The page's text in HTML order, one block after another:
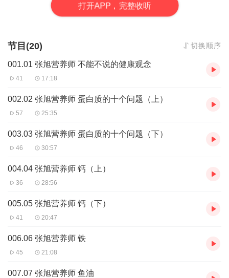
打开APP，完整收听
节目(20) 切换顺序
001.01 张旭营养师 不能不说的健康观念
41 17:18
002.02 张旭营养师 蛋白质的十个问题（上）
57 25:35
003.03 张旭营养师 蛋白质的十个问题（下）
46 30:57
004.04 张旭营养师 钙（上）
36 28:56
005.05 张旭营养师 钙（下）
41 20:47
006.06 张旭营养师 铁
45 21:08
007.07 张旭营养师 鱼油